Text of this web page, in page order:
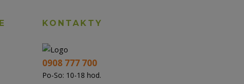
KONTAKTY
0908 777 700
Po-So: 10-18 hod.